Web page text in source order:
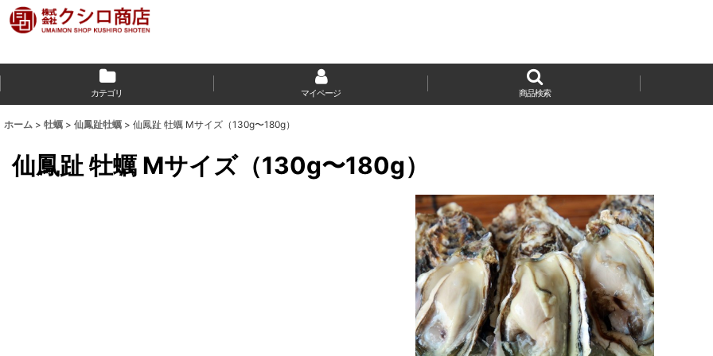
カテゴリ マイページ 商品検索
ホーム > 牡蠣 > 仙鳳趾牡蠣 > 仙鳳趾 牡蠣 Mサイズ（130g〜180g）
仙鳳趾 牡蠣 Mサイズ（130g〜180g）